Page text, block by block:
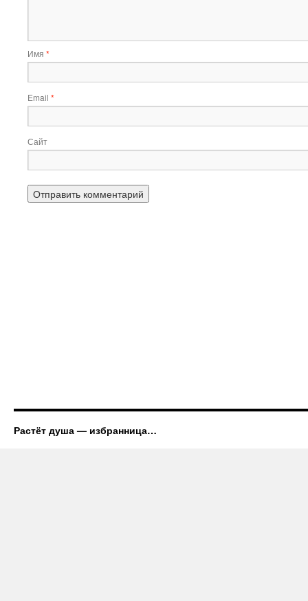
Имя *
Email *
Сайт
Растёт душа — избранница…